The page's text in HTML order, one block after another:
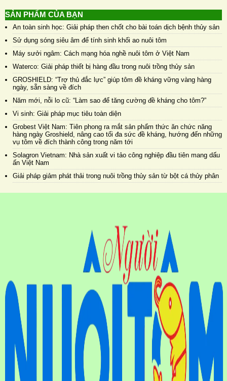
SẢN PHẨM CỦA BẠN
An toàn sinh học: Giải pháp then chốt cho bài toán dịch bệnh thủy sản
Sử dụng sóng siêu âm để tính sinh khối ao nuôi tôm
Máy sưởi ngâm: Cách mạng hóa nghề nuôi tôm ở Việt Nam
Waterco: Giải pháp thiết bị hàng đầu trong nuôi trồng thủy sản
GROSHIELD: “Trợ thủ đắc lực” giúp tôm đề kháng vững vàng hàng
ngày, sẵn sàng về đích
Năm mới, nỗi lo cũ: “Làm sao để tăng cường đề kháng cho tôm?”
Vi sinh: Giải pháp mục tiêu toàn diện
Grobest Việt Nam: Tiên phong ra mắt sản phẩm thức ăn chức năng
hàng ngày Groshield, nâng cao tối đa sức đề kháng, hướng đến những
vụ tôm về đích thành công trong năm tới
Solagron Vietnam: Nhà sản xuất vi tảo công nghiệp đầu tiên mang dấu
ấn Việt Nam
Giải pháp giảm phát thải trong nuôi trồng thủy sản từ bột cá thủy phân